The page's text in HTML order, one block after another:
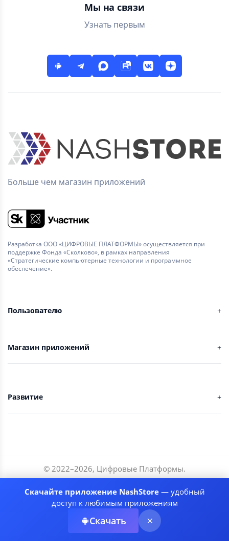
Мы на связи
Узнать первым
Больше чем магазин приложений
Разработка ООО «ЦИФРОВЫЕ ПЛАТФОРМЫ» осуществляется при
поддержке Фонда «Сколково», в рамках направления
«Стратегические компьютерные технологии и программное
обеспечение».
Пользователю
Магазин приложений
Развитие
© 2022–2026, Цифровые Платформы.
Разработчики
Соглашение
Рекомендательные системы
Скачайте приложение NashStore— удобный
доступ к любимым приложениям
Скачать